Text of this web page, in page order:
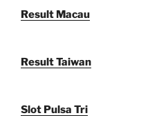
Result Macau
Result Taiwan
Slot Pulsa Tri